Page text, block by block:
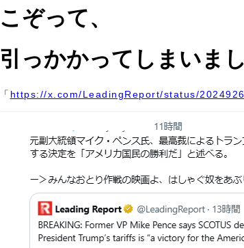
こぞって、
引っかかってしまいま
「 https://x.com/LeadingReport/status/